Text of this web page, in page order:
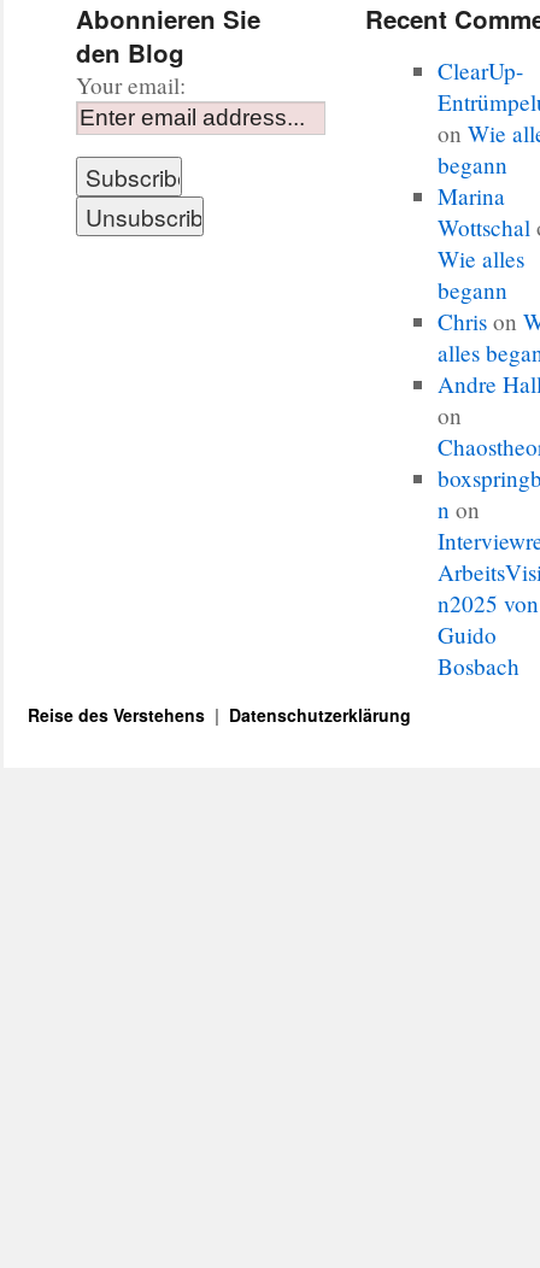
Abonnieren Sie
den Blog
Your email:
Recent
ClearUp-
onWie
begann
Marina
Wottschal
Wie alles
begann
Chris on
alles
Andre
on
n on
n2025 von
Guido
Bosbach
Reise des Verstehens Datenschutzerklärung